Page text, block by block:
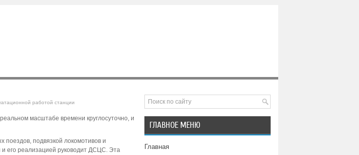
работой станции
масштабе времени круглосуточно, и
подвязкой локомотивов и
и его реализацией руководит ДСЦС. Эта
ГЛАВНОЕ МЕНЮ
Главная